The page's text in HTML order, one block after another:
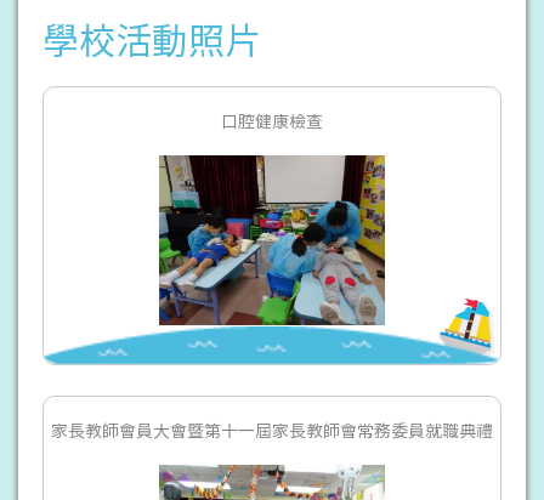
學校活動照片
口腔健康檢查
家長教師會員大會暨第十一屆家長教師會常務委員就職典禮